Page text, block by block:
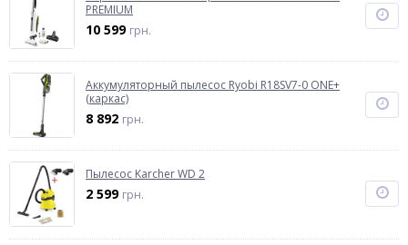
PREMIUM
10 599 грн.
Аккумуляторный пылесос Ryobi R18SV7-0 ONE+
(каркас)
8 892 грн.
Пылесос Karcher WD 2
2 599 грн.